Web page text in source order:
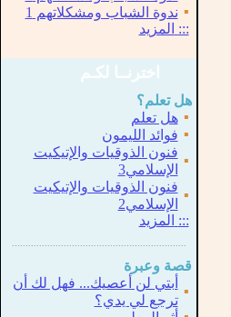
▪ ندوة الشباب ومشكلاتهم 1
::: المزيد
اخترنــا لكـم
هل تعلم؟
▪ هل تعلم
▪ فوائد الليمون
▪
فنون الذوقيات والإتيكيت
الإسلامي3
▪
فنون الذوقيات والإتيكيت
الإسلامي2
::: المزيد
قصة وعبرة
▪
أبتي لن أعصيك... فهل لك أن
ترجع لي يدي؟